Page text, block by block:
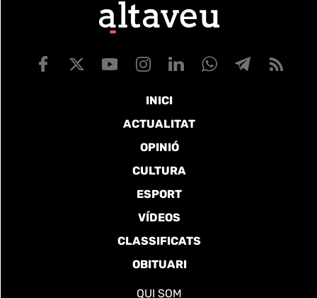
INICI
ACTUALITAT
OPINIÓ
CULTURA
ESPORT
VÍDEOS
CLASSIFICATS
OBITUARI
QUI SOM